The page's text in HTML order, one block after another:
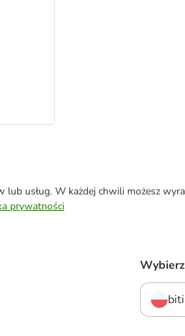
usług. W każdej chwili możesz
prywatności